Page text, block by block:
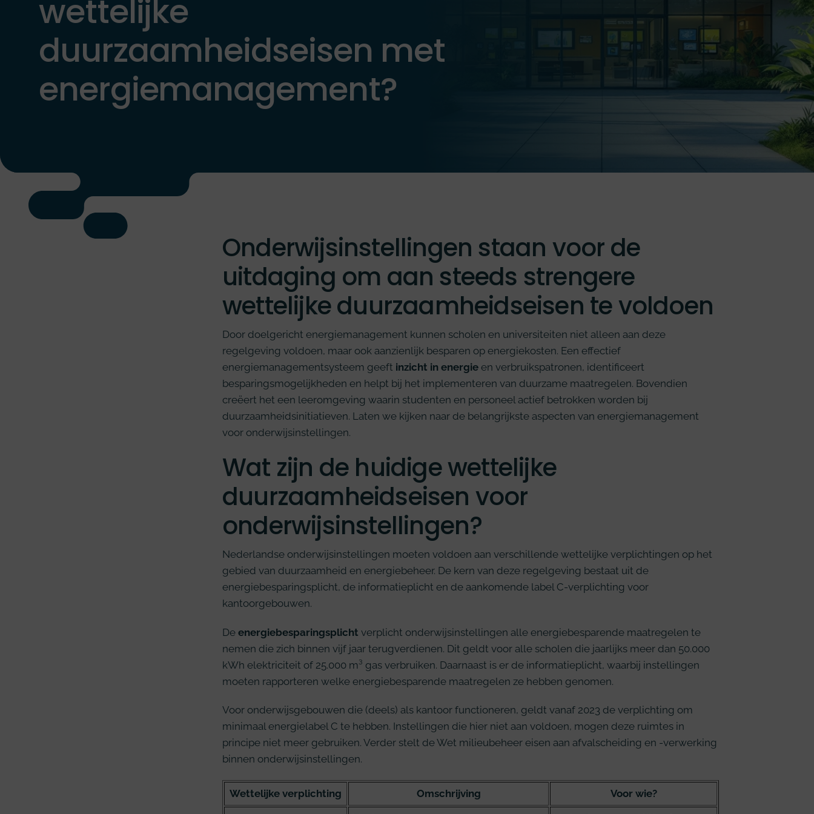
wettelijke
duurzaamheidseisen met
energiemanagement?
Onderwijsinstellingen staan voor de
uitdaging om aan steeds strengere
wettelijke duurzaamheidseisen te voldoen
Door doelgericht energiemanagement kunnen scholen en universiteiten niet alleen aan deze
regelgeving voldoen, maar ook aanzienlijk besparen op energiekosten. Een effectief
energiemanagementsysteem geeft inzicht in energie en verbruikspatronen, identificeert
besparingsmogelijkheden en helpt bij het implementeren van duurzame maatregelen. Bovendien
creëert het een leeromgeving waarin studenten en personeel actief betrokken worden bij
duurzaamheidsinitiatieven. Laten we kijken naar de belangrijkste aspecten van energiemanagement
voor onderwijsinstellingen.
Wat zijn de huidige wettelijke
duurzaamheidseisen voor
onderwijsinstellingen?
Nederlandse onderwijsinstellingen moeten voldoen aan verschillende wettelijke verplichtingen op het
gebied van duurzaamheid en energiebeheer. De kern van deze regelgeving bestaat uit de
energiebesparingsplicht, de informatieplicht en de aankomende label C-verplichting voor
kantoorgebouwen.
De energiebesparingsplicht verplicht onderwijsinstellingen alle energiebesparende maatregelen te
nemen die zich binnen vijf jaar terugverdienen. Dit geldt voor alle scholen die jaarlijks meer dan 50.000
kWh elektriciteit of 25.000 m³ gas verbruiken. Daarnaast is er de informatieplicht, waarbij instellingen
moeten rapporteren welke energiebesparende maatregelen ze hebben genomen.
Voor onderwijsgebouwen die (deels) als kantoor functioneren, geldt vanaf 2023 de verplichting om
minimaal energielabel C te hebben. Instellingen die hier niet aan voldoen, mogen deze ruimtes in
principe niet meer gebruiken. Verder stelt de Wet milieubeheer eisen aan afvalscheiding en -verwerking
binnen onderwijsinstellingen.
Wettelijke verplichting Omschrijving Voor wie?